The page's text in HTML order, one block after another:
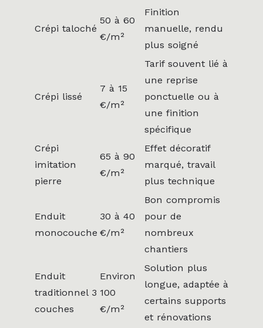
Crépi taloché
50 à 60
€/m²
Finition
manuelle, rendu
plus soigné
Crépi lissé
7 à 15
€/m²
Tarif souvent lié à
une reprise
ponctuelle ou à
une finition
spécifique
Crépi
imitation
pierre
65 à 90
€/m²
Effet décoratif
marqué, travail
plus technique
Enduit
monocouche
30 à 40
€/m²
Bon compromis
pour de
nombreux
chantiers
Enduit
traditionnel 3
couches
Environ
100
€/m²
Solution plus
longue, adaptée à
certains supports
et rénovations